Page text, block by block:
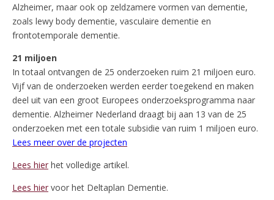
Alzheimer, maar ook op zeldzamere vormen van dementie,
zoals lewy body dementie, vasculaire dementie en
frontotemporale dementie.
21 miljoen
In totaal ontvangen de 25 onderzoeken ruim 21 miljoen euro.
Vijf van de onderzoeken werden eerder toegekend en maken
deel uit van een groot Europees onderzoeksprogramma naar
dementie. Alzheimer Nederland draagt bij aan 13 van de 25
onderzoeken met een totale subsidie van ruim 1 miljoen euro.
Lees meer over de projecten
Lees hier het volledige artikel.
Lees hier voor het Deltaplan Dementie.